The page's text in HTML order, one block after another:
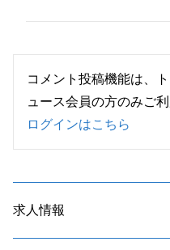
コメント投稿機能は、
ュース会員の方のみご
ログインはこちら
求人情報